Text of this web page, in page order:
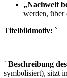
„Nachwelt
werden, über
Titelbildmotiv: `
` Beschreibung
symbolisiert), sitzt